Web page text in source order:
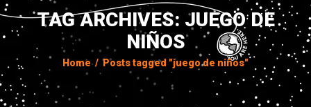
TAG ARCHIVES: JUEGO DE
NIÑOS
Home / Posts tagged "juego de niños"